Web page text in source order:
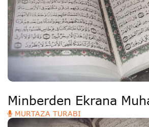
Minberden Ekrana
MURTAZA TURABI